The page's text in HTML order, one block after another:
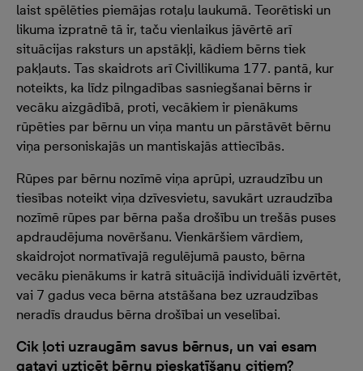
laist spēlēties piemājas rotaļu laukumā. Teorētiski un
likuma izpratnē tā ir, taču vienlaikus jāvērtē arī
situācijas raksturs un apstākļi, kādiem bērns tiek
pakļauts. Tas skaidrots arī Civillikuma 177. pantā, kur
noteikts, ka līdz pilngadības sasniegšanai bērns ir
vecāku aizgādībā, proti, vecākiem ir pienākums
rūpēties par bērnu un viņa mantu un pārstāvēt bērnu
viņa personiskajās un mantiskajās attiecībās.
Rūpes par bērnu nozīmē viņa aprūpi, uzraudzību un
tiesības noteikt viņa dzīvesvietu, savukārt uzraudzība
nozīmē rūpes par bērna paša drošību un trešās puses
apdraudējuma novēršanu. Vienkāršiem vārdiem,
skaidrojot normatīvajā regulējumā pausto, bērna
vecāku pienākums ir katrā situācijā individuāli izvērtēt,
vai 7 gadus veca bērna atstāšana bez uzraudzības
neradīs draudus bērna drošībai un veselībai.
Cik ļoti uzraugām savus bērnus, un vai esam
gatavi uzticēt bērnu pieskatīšanu citiem?